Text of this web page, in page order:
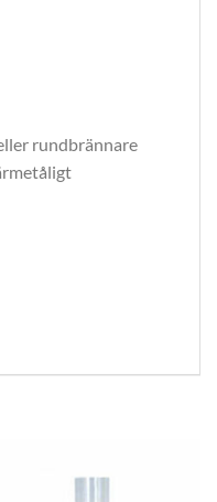
rundbrännare